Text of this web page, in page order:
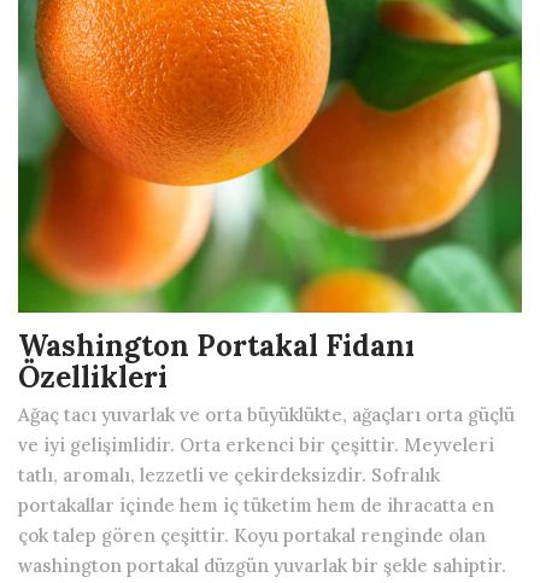
Washington Portakal Fidanı
Özellikleri
Ağaç tacı yuvarlak ve orta büyüklükte, ağaçları orta güçlü
ve iyi gelişimlidir. Orta erkenci bir çeşittir. Meyveleri
tatlı, aromalı, lezzetli ve çekirdeksizdir. Sofralık
portakallar içinde hem iç tüketim hem de ihracatta en
çok talep gören çeşittir. Koyu portakal renginde olan
washington portakal düzgün yuvarlak bir şekle sahiptir.